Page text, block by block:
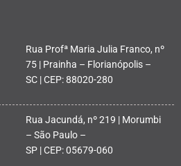
Rua Profª Maria Julia Franco, nº
75 | Prainha – Florianópolis –
SC | CEP: 88020-280
Rua Jacundá, nº 219 | Morumbi
– São Paulo –
SP | CEP: 05679-060